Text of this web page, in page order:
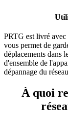
PRTG est livré avec
vous permet de
déplacements dans
d'ensemble de
dépannage du
À quoi